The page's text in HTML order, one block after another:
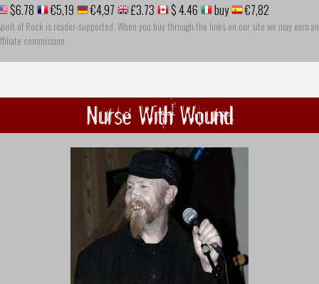
$6.78 €5,19 €4,97 £3.73 $ 4.46 buy €7,82
of Rock is reader-supported. When you buy through the links on our site we may earn an
commission
Nurse With Wound